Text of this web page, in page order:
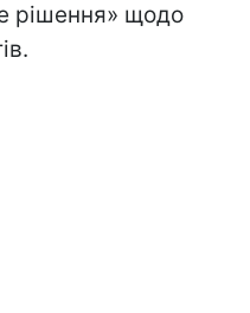
рішення» щодо